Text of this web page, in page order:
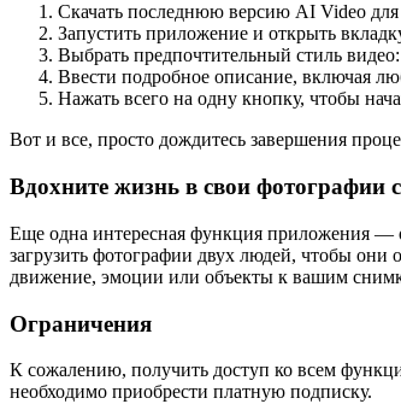
Скачать последнюю версию AI Video
Запустить приложение и открыть
Выбрать предпочтительный стиль
Ввести подробное описание, включая
Нажать всего на одну кнопку, чтобы
Вот и все, просто дождитесь завершения
Вдохните жизнь в свои
Еще одна интересная функция приложения —
загрузить фотографии двух людей, чтобы
движение, эмоции или объекты к вашим
Ограничения
К сожалению, получить доступ ко всем
необходимо приобрести платную подписку.